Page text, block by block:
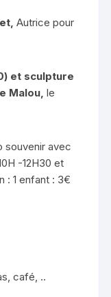
Autrice pour
et sculpture
Malou,le
souvenir avec
-12H30 et
: 1 enfant : 3€
café, ..